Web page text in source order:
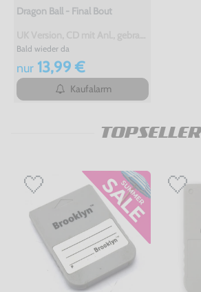
Dragon Ball - Final Bout
Bald wieder da
nur13,99 €
Kaufalarm
TOPSELLER